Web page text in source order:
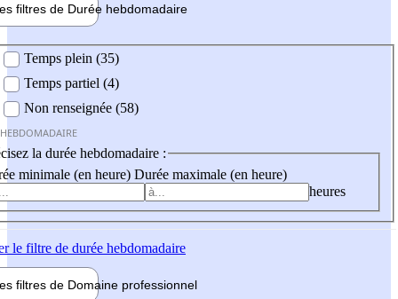
filtres de Durée hebdomadaire
Temps plein (35)
Temps partiel (4)
Non renseignée (58)
la durée hebdomadaire :
minimale (en heure) Durée maximale (en heure)
heures
le filtre de durée hebdomadaire
filtres de Domaine professionnel